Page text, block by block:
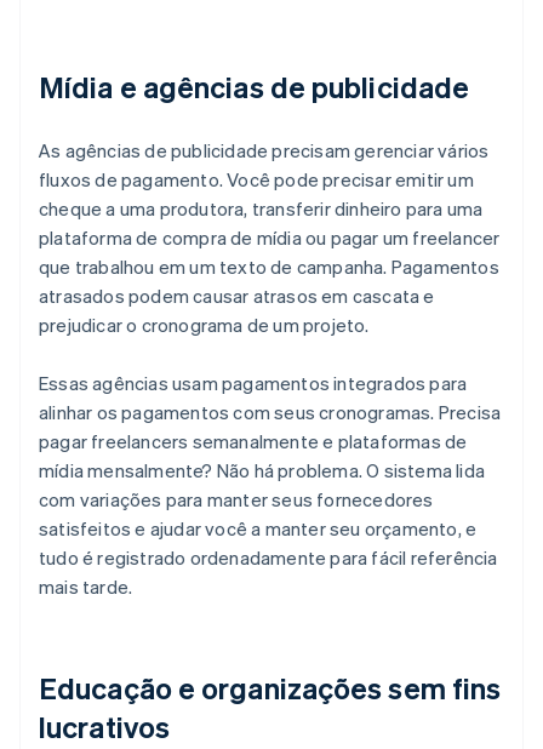
Mídia e agências de publicidade
As agências de publicidade precisam gerenciar vários
fluxos de pagamento. Você pode precisar emitir um
cheque a uma produtora, transferir dinheiro para uma
plataforma de compra de mídia ou pagar um freelancer
que trabalhou em um texto de campanha. Pagamentos
atrasados podem causar atrasos em cascata e
prejudicar o cronograma de um projeto.
Essas agências usam pagamentos integrados para
alinhar os pagamentos com seus cronogramas. Precisa
pagar freelancers semanalmente e plataformas de
mídia mensalmente? Não há problema. O sistema lida
com variações para manter seus fornecedores
satisfeitos e ajudar você a manter seu orçamento, e
tudo é registrado ordenadamente para fácil referência
mais tarde.
Educação e organizações sem fins
lucrativos